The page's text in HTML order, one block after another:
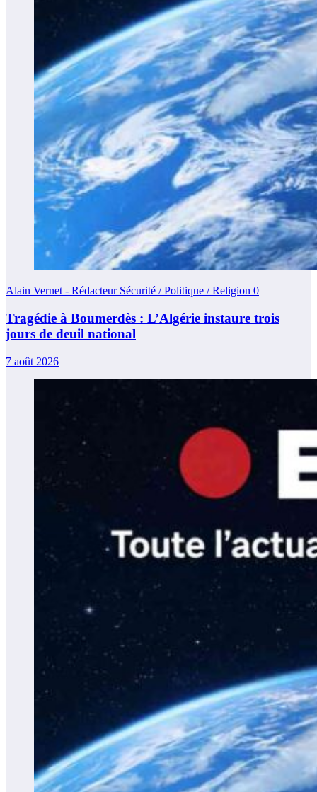
Alain Vernet - Rédacteur Sécurité / Politique / Religion 0
Tragédie à Boumerdès : L’Algérie instaure trois
jours de deuil national
7 août 2026